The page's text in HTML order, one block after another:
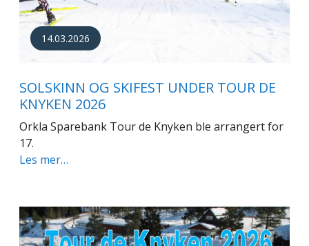
14.03.2026
SOLSKINN OG SKIFEST UNDER TOUR DE
KNYKEN 2026
Orkla Sparebank Tour de Knyken ble arrangert for
17.
Les mer…